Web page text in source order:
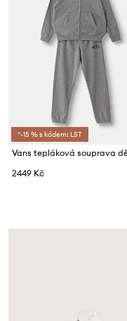
*-15 % s kódem: LST
2449 Kč